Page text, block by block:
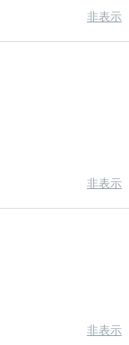
非表示
非表示
非表示